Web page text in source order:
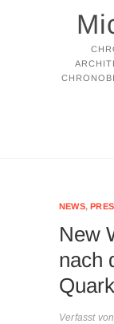
NEWS,
New
nach
Verfasst von